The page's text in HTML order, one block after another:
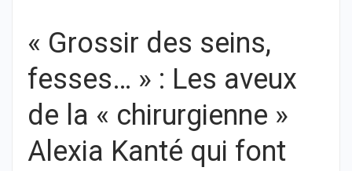
« Grossir des seins,
fesses… » : Les aveux
de la « chirurgienne »
Alexia Kanté qui font